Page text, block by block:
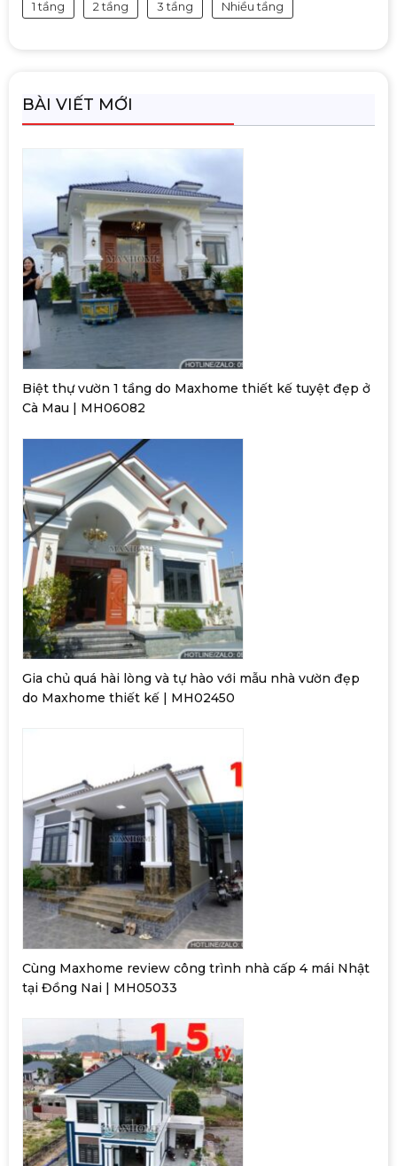
1 tầng 2 tầng 3 tầng Nhiều tầng
BÀI VIẾT MỚI
Biệt thự vườn 1 tầng do Maxhome thiết kế tuyệt đẹp ở
Cà Mau | MH06082
Gia chủ quá hài lòng và tự hào với mẫu nhà vườn đẹp
do Maxhome thiết kế | MH02450
Cùng Maxhome review công trình nhà cấp 4 mái Nhật
tại Đồng Nai | MH05033